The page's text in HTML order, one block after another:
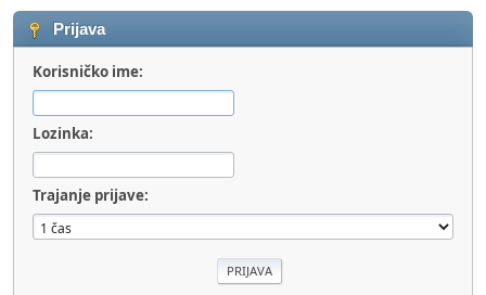
Prijava
Korisničko ime:
Lozinka:
Trajanje prijave: